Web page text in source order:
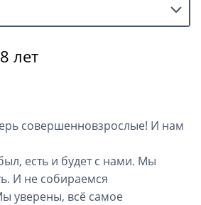
лет
совершенновзрослые! И нам
есть и будет с нами. Мы
И не собираемся
уверены, всё самое